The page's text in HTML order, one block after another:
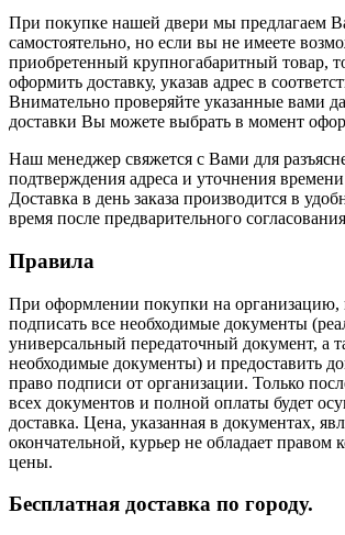
При покупке нашей двери мы предлагаем
самостоятельно, но если вы не имеете
приобретенный крупногабаритный товар,
оформить доставку, указав адрес в
Внимательно проверяйте указанные вами
доставки Вы можете выбрать в момент
Наш менеджер свяжется с Вами для
подтверждения адреса и уточнения
Доставка в день заказа производится в
время после предварительного
Правила
При оформлении покупки на
подписать все необходимые документы
универсальный передаточный документ, а
необходимые документы) и предоставить
право подписи от организации. Только
всех документов и полной оплаты будет
доставка. Цена, указанная в документах,
окончательной, курьер не обладает правом
цены.
Бесплатная доставка по городу.